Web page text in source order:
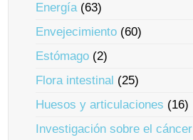
Energía(63)
Envejecimiento (60)
Estómago (2)
Flora intestinal (25)
Huesos y articulaciones (16)
Investigación sobre el cáncer